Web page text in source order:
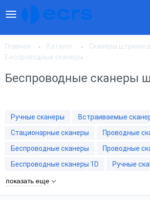
Главная Каталог
Сканеры
Беспроводные сканеры
Беспроводные сканеры
Ручные сканеры
Встраиваемые
Стационарные сканеры
Проводные
Беспроводные сканеры
Проводные
Беспроводные сканеры 1D
Ручные
показать еще
По популярности
По цене, по возрастанию
По цене, по убыванию